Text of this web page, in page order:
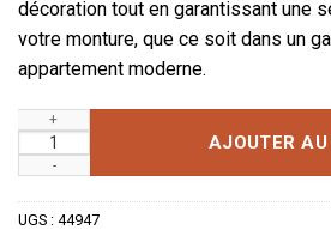
décoration tout en garantissant une
votre monture, que ce soit dans un
appartement moderne.
quantité de Support de Vélo Mural
AJOUTER
UGS : 44947